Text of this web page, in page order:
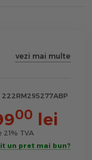
vezi mai multe
222RM295277ABP
00 lei
21% TVA
un pret mai bun?